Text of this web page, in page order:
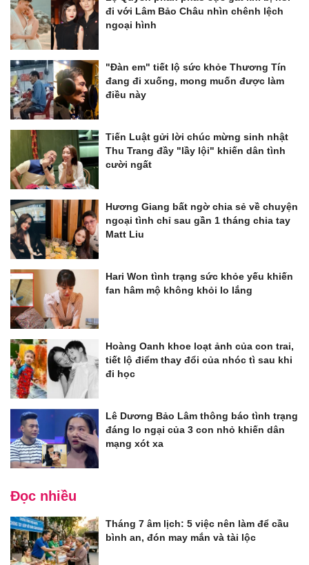
đi với Lâm Bảo Châu nhìn chênh lệch
ngoại hình
"Đàn em" tiết lộ sức khỏe Thương Tín
đang đi xuống, mong muốn được làm
điều này
Tiến Luật gửi lời chúc mừng sinh nhật
Thu Trang đầy "lầy lội" khiến dân tình
cười ngất
Hương Giang bất ngờ chia sẻ về chuyện
ngoại tình chỉ sau gần 1 tháng chia tay
Matt Liu
Hari Won tình trạng sức khỏe yếu khiến
fan hâm mộ không khỏi lo lắng
Hoàng Oanh khoe loạt ảnh của con trai,
tiết lộ điểm thay đổi của nhóc tì sau khi
đi học
Lê Dương Bảo Lâm thông báo tình trạng
đáng lo ngại của 3 con nhỏ khiến dân
mạng xót xa
Đọc nhiều
Tháng 7 âm lịch: 5 việc nên làm để cầu
bình an, đón may mắn và tài lộc